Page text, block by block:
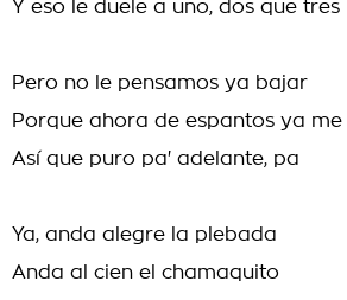
Y eso le duele a uno, dos que tres
Pero no le pensamos ya bajar
Porque ahora de espantos ya
Así que puro pa' adelante, pa
Ya, anda alegre la plebada
Anda al cien el chamaquito